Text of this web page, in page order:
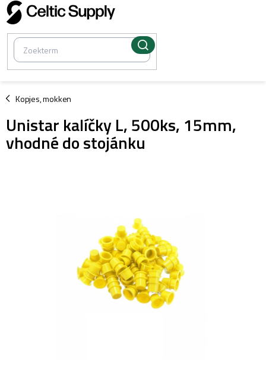
Overslaan
naar
inhoud
Kopjes, mokken
/
Unistar kalíčky L, 500ks, 15mm,
vhodné do stojánku